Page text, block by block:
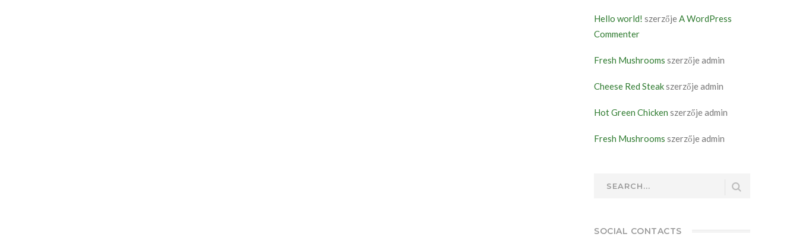
Hello world! szerzője A WordPress
Commenter
Fresh Mushrooms szerzőjeadmin
Cheese Red Steakszerzőjeadmin
Hot Green Chicken szerzőjeadmin
Fresh Mushrooms szerzőjeadmin
SOCIAL CONTACTS